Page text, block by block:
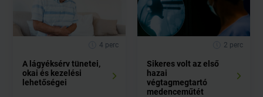
4 perc
A lágyéksérv tünetei,
okai és kezelési
lehetőségei
2 perc
Sikeres volt az első
hazai
végtagmegtartó
medenceműtét